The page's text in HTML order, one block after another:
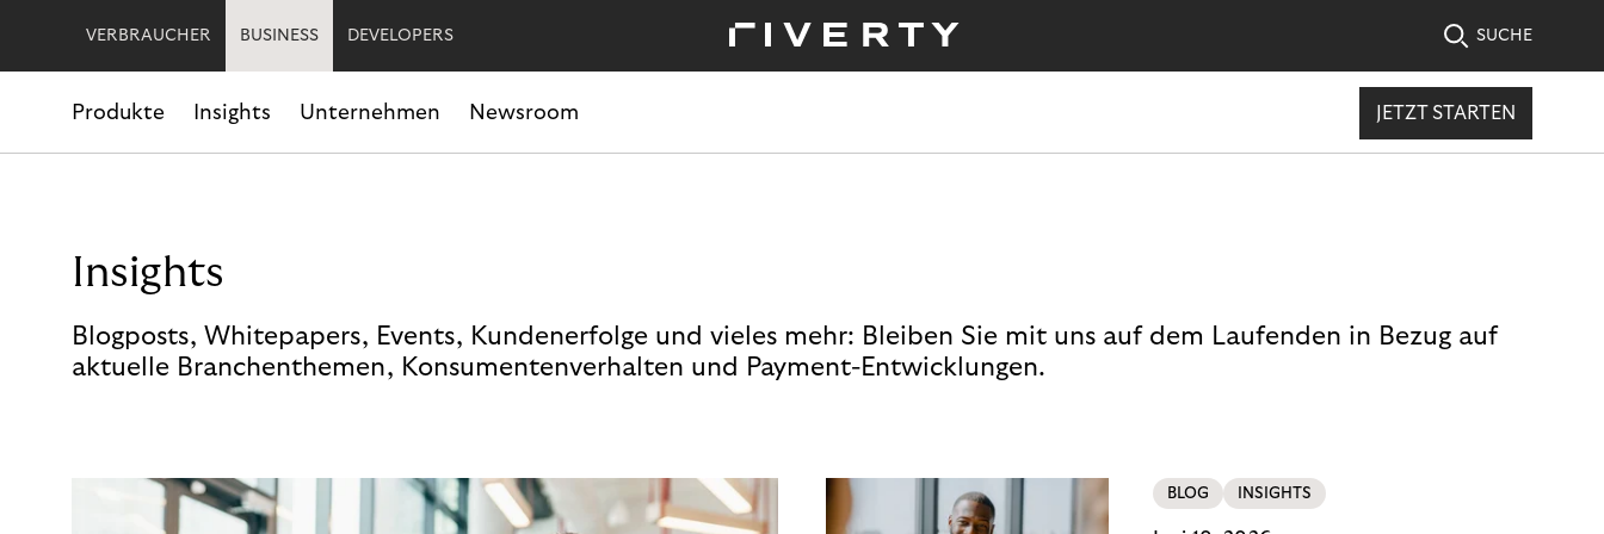
VERBRAUCHER BUSINESS DEVELOPERS SUCHE
Produkte Insights Unternehmen Newsroom JETZT STARTEN
Insights
Blogposts, Whitepapers, Events, Kundenerfolge und vieles mehr: Bleiben Sie mit uns auf dem Laufenden in Bezug auf
aktuelle Branchenthemen, Konsumentenverhalten und Payment-Entwicklungen.
BLOG INSIGHTS